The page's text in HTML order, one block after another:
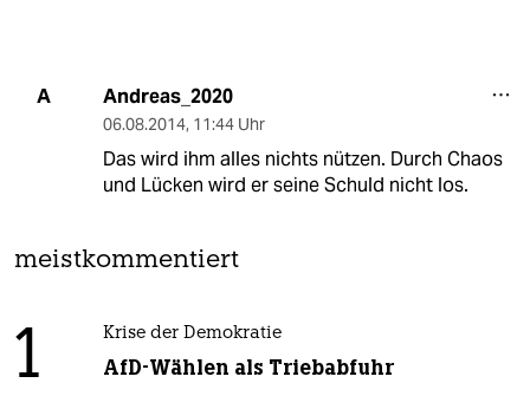
A Andreas_2020
06.08.2014, 11:44 Uhr
Das wird ihm alles nichts nützen. Durch Chaos
und Lücken wird er seine Schuld nicht los.
meistkommentiert
1 Krise der Demokratie
AfD-Wählen als Triebabfuhr